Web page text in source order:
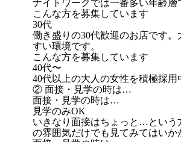
ナイトワークでは一番多い年齢層
こんな方を募集しています
30代
働き盛りの30代歓迎のお店です
すい環境です。
こんな方を募集しています
40代〜
40代以上の大人の女性を積極採用
② 面接・見学の時は…
面接・見学の時は…
見学のみOK
いきなり面接はちょっと…という
の雰囲気だけでも見てみてはいか